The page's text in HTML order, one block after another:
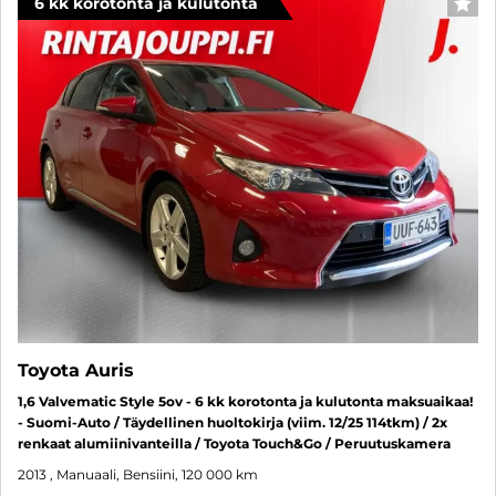
Toyota Auris
1,6 Valvematic Style 5ov - 6 kk korotonta ja kulutonta maksuaikaa!
- Suomi-Auto / Täydellinen huoltokirja (viim. 12/25 114tkm) / 2x
renkaat alumiinivanteilla / Toyota Touch&Go / Peruutuskamera
2013 , Manuaali, Bensiini, 120 000 km